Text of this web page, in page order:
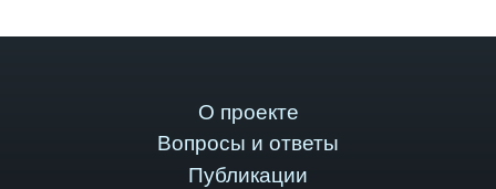
О проекте
Вопросы и ответы
Публикации